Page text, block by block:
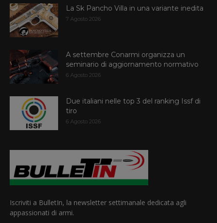
La Sk Pancho Villa in una variante inedita
7 Agosto 2026
A settembre Conarmi organizza un
seminario di aggiornamento normativo
6 Agosto 2026
Due italiani nelle top 3 del ranking Issf di
tiro
6 Agosto 2026
Iscriviti a BulletIn, la newsletter settimanale dedicata agli
appassionati di armi.